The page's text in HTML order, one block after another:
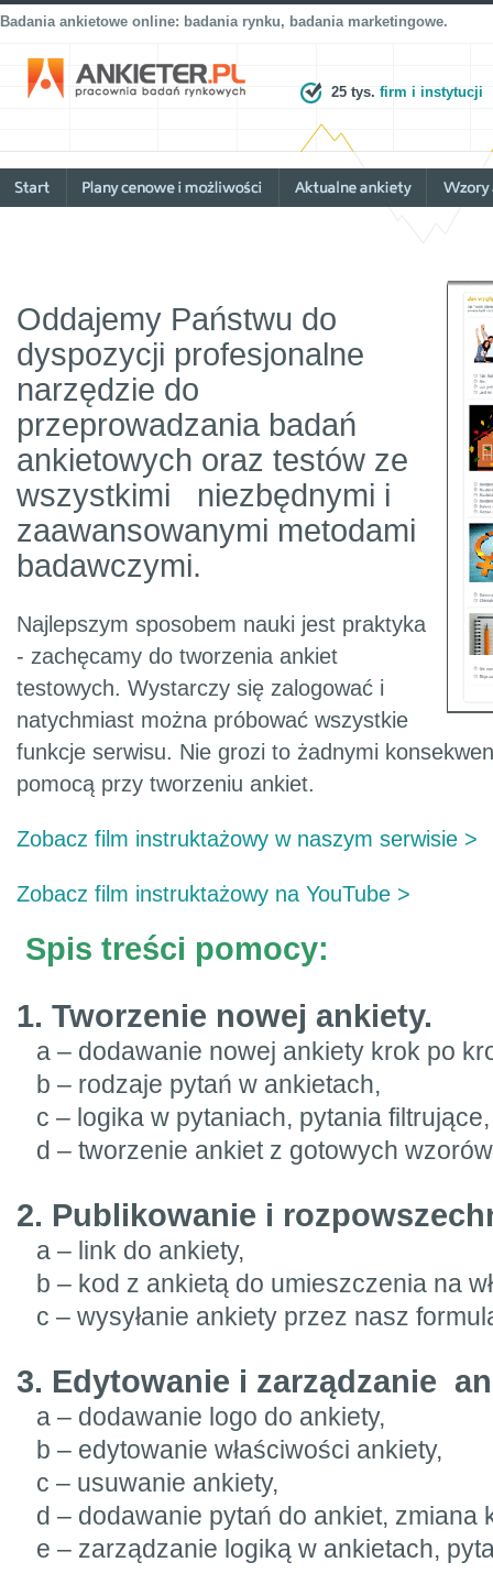
Badania ankietowe online: badania rynku, badania marketingowe.
25 tys. firm i instytucji
Oddajemy Państwu do
dyspozycji profesjonalne
narzędzie do
przeprowadzania badań
ankietowych oraz testów ze
wszystkimi niezbędnymi i
zaawansowanymi metodami
badawczymi.
Najlepszym sposobem nauki jest praktyka
- zachęcamy do tworzenia ankiet
testowych. Wystarczy się zalogować i
natychmiast można próbować wszystkie
funkcje serwisu. Nie grozi to żadnymi
pomocą przy tworzeniu ankiet.
Zobacz film instruktażowy w naszym serwisie >
Zobacz film instruktażowy na YouTube >
Spis treści pomocy:
1. Tworzenie nowej ankiety.
a – dodawanie nowej ankiety krok po
b – rodzaje pytań w ankietach,
c – logika w pytaniach, pytania filtrujące,
d – tworzenie ankiet z gotowych
2. Publikowanie i
a – link do ankiety,
b – kod z ankietą do umieszczenia na
c – wysyłanie ankiety przez nasz
3. Edytowanie i zarządzanie
a – dodawanie logo do ankiety,
b – edytowanie właściwości ankiety,
c – usuwanie ankiety,
d – dodawanie pytań do ankiet, zmiana
e – zarządzanie logiką w ankietach,